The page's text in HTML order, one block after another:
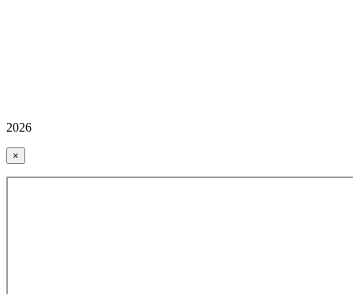
2026
×